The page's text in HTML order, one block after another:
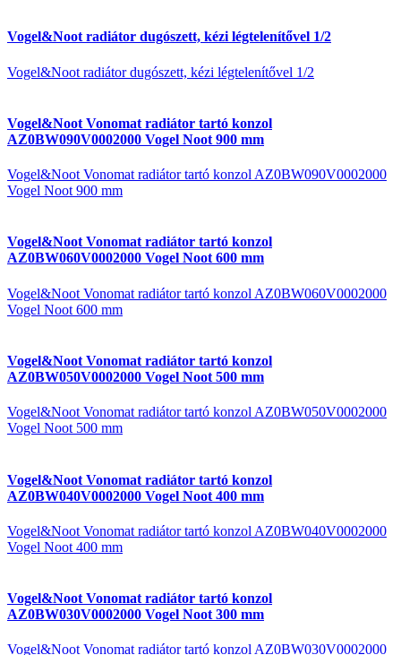
Vogel&Noot radiátor dugószett, kézi légtelenítővel 1/2
Vogel&Noot radiátor dugószett, kézi légtelenítővel 1/2
Vogel&Noot Vonomat radiátor tartó konzol
AZ0BW090V0002000 Vogel Noot 900 mm
Vogel&Noot Vonomat radiátor tartó konzol AZ0BW090V0002000
Vogel Noot 900 mm
Vogel&Noot Vonomat radiátor tartó konzol
AZ0BW060V0002000 Vogel Noot 600 mm
Vogel&Noot Vonomat radiátor tartó konzol AZ0BW060V0002000
Vogel Noot 600 mm
Vogel&Noot Vonomat radiátor tartó konzol
AZ0BW050V0002000 Vogel Noot 500 mm
Vogel&Noot Vonomat radiátor tartó konzol AZ0BW050V0002000
Vogel Noot 500 mm
Vogel&Noot Vonomat radiátor tartó konzol
AZ0BW040V0002000 Vogel Noot 400 mm
Vogel&Noot Vonomat radiátor tartó konzol AZ0BW040V0002000
Vogel Noot 400 mm
Vogel&Noot Vonomat radiátor tartó konzol
AZ0BW030V0002000 Vogel Noot 300 mm
Vogel&Noot Vonomat radiátor tartó konzol AZ0BW030V0002000